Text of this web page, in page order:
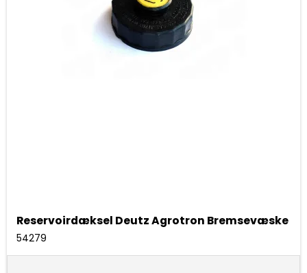
Reservoirdæksel Deutz Agrotron Bremsevæske
54279